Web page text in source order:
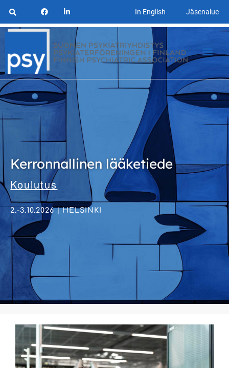
In English Jäsenalue
Kerronnallinen lääketiede
Koulutus
2.-3.10.2026 | HELSINKI